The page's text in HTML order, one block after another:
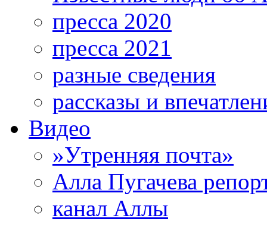
пресса 2020
пресса 2021
разные сведения
рассказы и
Видео
»Утренняя почта»
Алла Пугачева
канал Аллы